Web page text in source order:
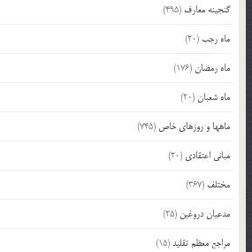
گنجینه معارف (495)
ماه رجب(20)
ماه رمضان(176)
ماه شعبان(20)
ماهها و روزهای خاص (745)
مبانی اعتقادی (20)
مختلف (367)
مدعیان دروغین (25)
مراجع معظم تقلید(15)